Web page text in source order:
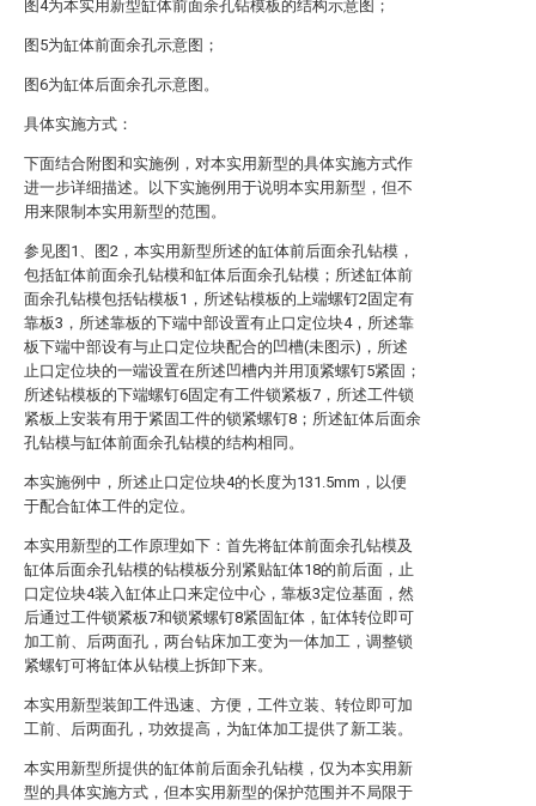
图4为本实用新型缸体前面余孔钻模板的结构示意图；
图5为缸体前面余孔示意图；
图6为缸体后面余孔示意图。
具体实施方式：
下面结合附图和实施例，对本实用新型的具体实施方式作
进一步详细描述。以下实施例用于说明本实用新型，但不
用来限制本实用新型的范围。
参见图1、图2，本实用新型所述的缸体前后面余孔钻模，
包括缸体前面余孔钻模和缸体后面余孔钻模；所述缸体前
面余孔钻模包括钻模板1，所述钻模板的上端螺钉2固定有
靠板3，所述靠板的下端中部设置有止口定位块4，所述靠
板下端中部设有与止口定位块配合的凹槽(未图示)，所述
止口定位块的一端设置在所述凹槽内并用顶紧螺钉5紧固；
所述钻模板的下端螺钉6固定有工件锁紧板7，所述工件锁
紧板上安装有用于紧固工件的锁紧螺钉8；所述缸体后面余
孔钻模与缸体前面余孔钻模的结构相同。
本实施例中，所述止口定位块4的长度为131.5mm，以便
于配合缸体工件的定位。
本实用新型的工作原理如下：首先将缸体前面余孔钻模及
缸体后面余孔钻模的钻模板分别紧贴缸体18的前后面，止
口定位块4装入缸体止口来定位中心，靠板3定位基面，然
后通过工件锁紧板7和锁紧螺钉8紧固缸体，缸体转位即可
加工前、后两面孔，两台钻床加工变为一体加工，调整锁
紧螺钉可将缸体从钻模上拆卸下来。
本实用新型装卸工件迅速、方便，工件立装、转位即可加
工前、后两面孔，功效提高，为缸体加工提供了新工装。
本实用新型所提供的缸体前后面余孔钻模，仅为本实用新
型的具体实施方式，但本实用新型的保护范围并不局限于